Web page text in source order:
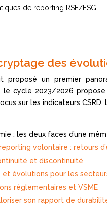
de reporting RSE/ESG
des
un premier
cycle 2023/2026 propose
sur les indicateurs
: les deux faces d’une
volontaire : retours
et discontinuité
et évolutions pour les
réglementaires et VSME
son rapport de